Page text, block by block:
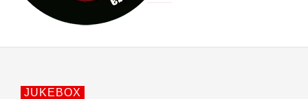
JOFRE BARDAGÍ EN EXVITA INTERPRETANDO A SERRAT
JUKEBOX